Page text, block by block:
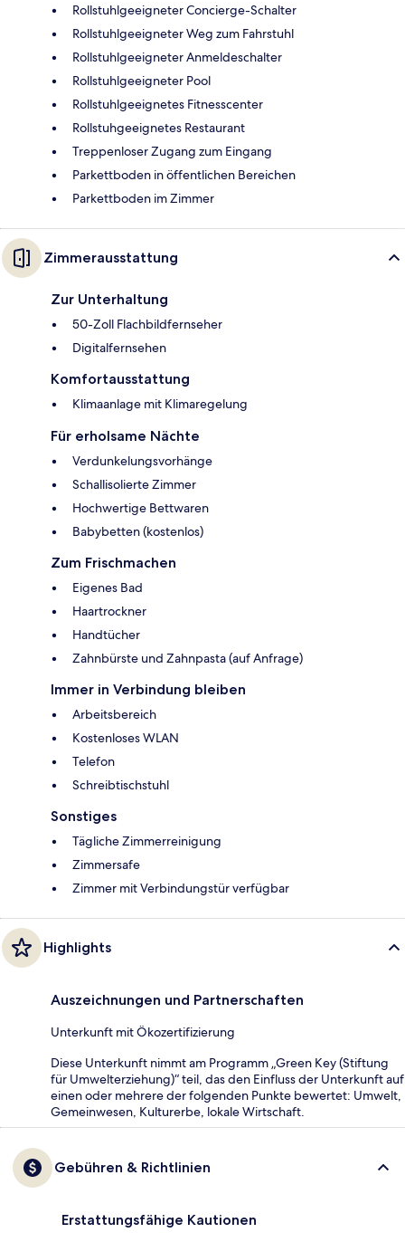
Rollstuhlgeeigneter Concierge-Schalter
Rollstuhlgeeigneter Weg zum Fahrstuhl
Rollstuhlgeeigneter Anmeldeschalter
Rollstuhlgeeigneter Pool
Rollstuhlgeeignetes Fitnesscenter
Rollstuhgeeignetes Restaurant
Treppenloser Zugang zum Eingang
Parkettboden in öffentlichen Bereichen
Parkettboden im Zimmer
Zimmerausstattung
Zur Unterhaltung
50-Zoll Flachbildfernseher
Digitalfernsehen
Komfortausstattung
Klimaanlage mit Klimaregelung
Für erholsame Nächte
Verdunkelungsvorhänge
Schallisolierte Zimmer
Hochwertige Bettwaren
Babybetten (kostenlos)
Zum Frischmachen
Eigenes Bad
Haartrockner
Handtücher
Zahnbürste und Zahnpasta (auf Anfrage)
Immer in Verbindung bleiben
Arbeitsbereich
Kostenloses WLAN
Telefon
Schreibtischstuhl
Sonstiges
Tägliche Zimmerreinigung
Zimmersafe
Zimmer mit Verbindungstür verfügbar
Highlights
Auszeichnungen und Partnerschaften
Unterkunft mit Ökozertifizierung
Diese Unterkunft nimmt am Programm „Green Key (Stiftung
für Umwelterziehung)“ teil, das den Einfluss der Unterkunft auf
einen oder mehrere der folgenden Punkte bewertet: Umwelt,
Gemeinwesen, Kulturerbe, lokale Wirtschaft.
Gebühren & Richtlinien
Erstattungsfähige Kautionen